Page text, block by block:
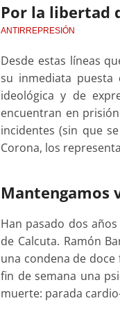
Por la libertad
ANTIRREPRESIÓN
Desde estas líneas
su inmediata
ideológica y de
encuentran en
incidentes (sin que
Corona, los
Mantengamos
Han pasado dos
de Calcuta. Ramón
una condena de
fin de semana una
muerte: parada